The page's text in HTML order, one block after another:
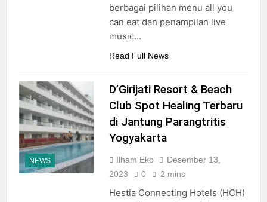
berbagai pilihan menu all you
can eat dan penampilan live
music…
Read Full News
NEWS
D’Girijati Resort & Beach
Club Spot Healing Terbaru
di Jantung Parangtritis
Yogyakarta
Ilham Eko
Desember 13,
2023
0 2 mins
Hestia Connecting Hotels (HCH)